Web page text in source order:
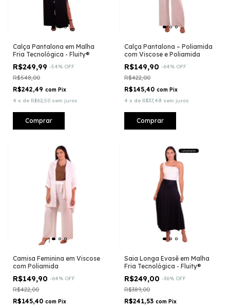
Calça Pantalona em Malha
Fria Tecnológica - Fluity®
R$249,99 -54% OFF
R$548,00
R$242,49 com Pix
4 x de R$62,50 sem juros
Comprar
Calça Pantalona – Poliamida
com Viscose e Poliamida
R$149,90 -64% OFF
R$422,00
R$145,40 com Pix
4 x de R$37,48 sem juros
Comprar
Camisa Feminina em Viscose
com Poliamida
R$149,90 -64% OFF
R$422,00
R$145,40 com Pix
Saia Longa Evasê em Malha
Fria Tecnológica - Fluity®
R$249,00 -36% OFF
R$389,00
R$241,53 com Pix